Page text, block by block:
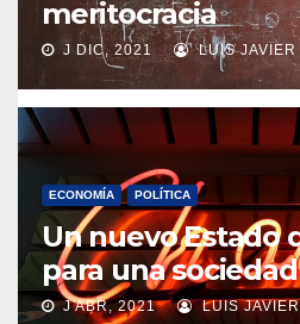
meritocracia
J DIC, 2021 LUIS JAVIER
ECONOMÍA POLÍTICA
Un nuevo Estado
para una
J ABR, 2021 LUIS